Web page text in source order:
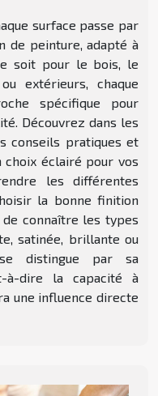
surface passe par
de peinture, adapté à
soit pour le bois, le
extérieurs, chaque
spécifique pour
Découvrez dans les
conseils pratiques et
choix éclairé pour vos
les différentes
la bonne finition
connaître les types
satinée, brillante ou
distingue par sa
à-dire la capacité à
une influence directe